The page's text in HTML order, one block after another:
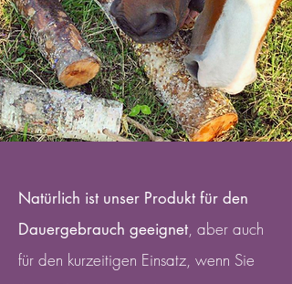
Natürlich ist unser Produkt für den
Dauergebrauch geeignet, aber auch
für den kurzeitigen Einsatz, wenn Sie